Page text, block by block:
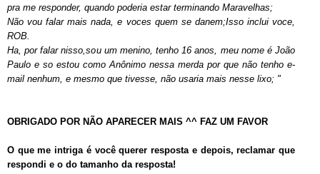
pra me responder, quando poderia estar terminando Maravelhas;
Não vou falar mais nada, e voces quem se danem;Isso inclui voce,
ROB.
Ha, por falar nisso,sou um menino, tenho 16 anos, meu nome é João
Paulo e so estou como Anônimo nessa merda por que não tenho e-
mail nenhum, e mesmo que tivesse, não usaria mais nesse lixo; "
OBRIGADO POR NÃO APARECER MAIS ^^ FAZ UM FAVOR
O que me intriga é você querer resposta e depois, reclamar que
respondi e o do tamanho da resposta!